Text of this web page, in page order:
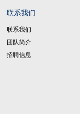
联系我们
联系我们
团队简介
招聘信息